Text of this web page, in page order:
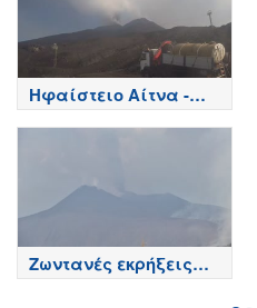
Ηφαίστειο Αίτνα -
Κορυφή κρατήρων,
Ζωντανές εκρήξεις
της Αίτνας